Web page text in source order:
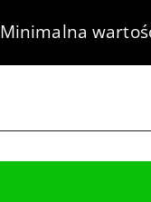
Minimalna